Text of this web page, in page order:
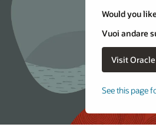
Would you
Vuoi andare
See this page